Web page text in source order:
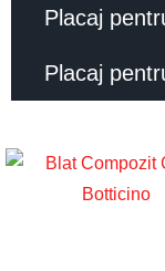
Placaj
Placaj